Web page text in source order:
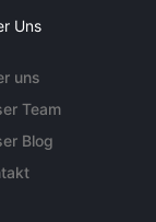
Uns
uns
Team
Blog